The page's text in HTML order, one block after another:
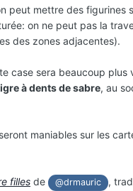
peut mettre des figurines
on ne peut pas la
des zones adjacentes).
case sera beaucoup plus
à dents de sabre, au
maniables sur les
filles de @drmauric ,